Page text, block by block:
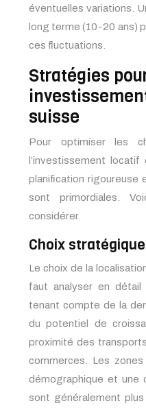
éventuelles variations.
long terme (10-20 ans)
ces fluctuations.
Stratégies
suisse
Pour optimiser les
l’investissement
planification rigoureuse
sont primordiales.
considérer.
Choix
Le choix de la
faut analyser en
tenant compte de la
du potentiel de
proximité des
commerces. Les
démographique et une
sont généralement plus